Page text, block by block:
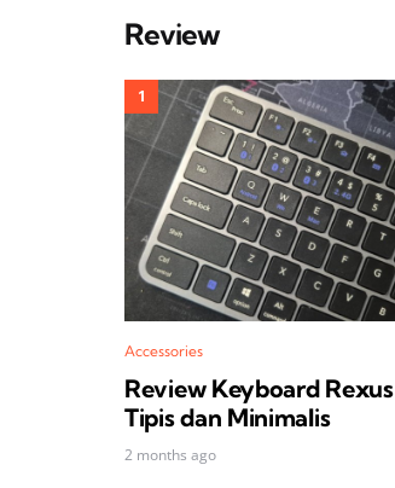
Review
Accessories
Review Keyboard
Tipis dan Minimalis
2 months ago